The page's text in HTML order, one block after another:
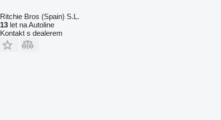
Ritchie Bros (Spain) S.L.
13 let na Autoline
Kontakt s dealerem